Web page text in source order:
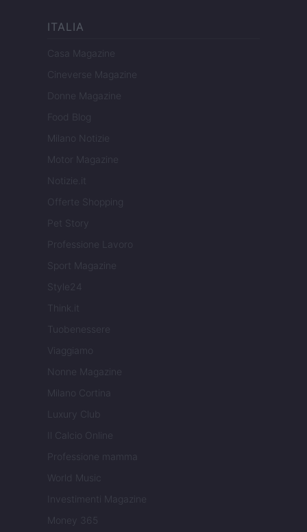
ITALIA
Casa Magazine
Cineverse Magazine
Donne Magazine
Food Blog
Milano Notizie
Motor Magazine
Notizie.it
Offerte Shopping
Pet Story
Professione Lavoro
Sport Magazine
Style24
Think.it
Tuobenessere
Viaggiamo
Nonne Magazine
Milano Cortina
Luxury Club
Il Calcio Online
Professione mamma
World Music
Investimenti Magazine
Money 365